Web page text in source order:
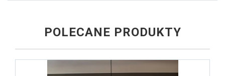
POLECANE PRODUKTY